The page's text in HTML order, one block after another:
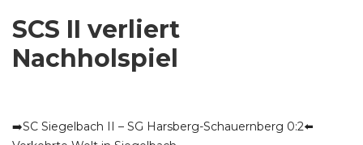
SCS II verliert
Nachholspiel
➡️SC Siegelbach II – SG Harsberg-Schauernberg 0:2⬅️